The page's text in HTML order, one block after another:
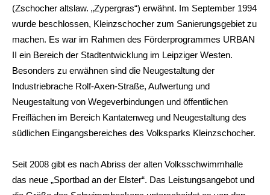
(Zschocher altslaw. „Zypergras“) erwähnt. Im September 1994
wurde beschlossen, Kleinzschocher zum Sanierungsgebiet zu
machen. Es war im Rahmen des Förderprogrammes URBAN
II ein Bereich der Stadtentwicklung im Leipziger Westen.
Besonders zu erwähnen sind die Neugestaltung der
Industriebrache Rolf-Axen-Straße, Aufwertung und
Neugestaltung von Wegeverbindungen und öffentlichen
Freiflächen im Bereich Kantatenweg und Neugestaltung des
südlichen Eingangsbereiches des Volksparks Kleinzschocher.
Seit 2008 gibt es nach Abriss der alten Volksschwimmhalle
das neue „Sportbad an der Elster“. Das Leistungsangebot und